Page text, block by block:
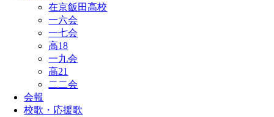
在京飯田高校
一六会
一七会
高18
一九会
高21
二二会
会報
校歌・応援歌